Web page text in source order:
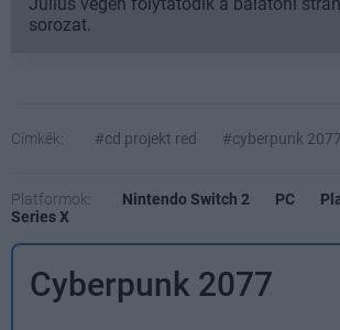
sorozat.
Címkék: #cd projekt red #cyberpunk 2077
Platformok: Nintendo Switch 2 PC
Series X
Cyberpunk 2077